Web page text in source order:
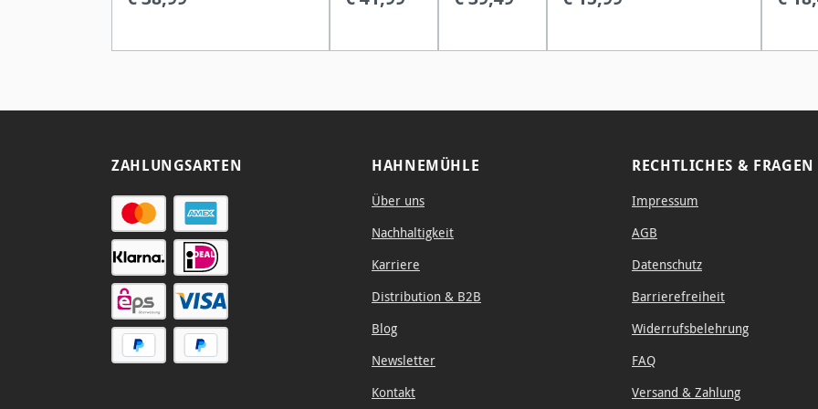
Allrounder und bietet dir
oder eher zarte Far
nleimung
watercolour
l artists.
Urlaubseindrücke vor Ort
200 g/m² hat auf
er in
von
ZAHLUNGSARTEN HAHNEMÜHLE
Über uns
Nachhaltigkeit
Karriere
Distribution & B2B
Blog
Newsletter
Kontakt
RECHTLICHES & FRAGEN
Impressum
AGB
Datenschutz
Barrierefreiheit
Widerrufsbelehrung
FAQ
Versand & Zahlung